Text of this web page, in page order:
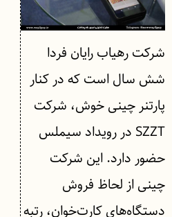
شرکت رهیاب رایان فردا
شش سال است که در کنار
پارتنر چینی خوش، شرکت
SZZT در رویداد سیملس
حضور دارد. این شرکت
چینی از لحاظ فروش
دستگاه‌های کارت‌خوان، رتبه